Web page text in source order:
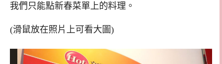
我們只能點新春菜單上的料理。
(滑鼠放在照片上可看大圖)